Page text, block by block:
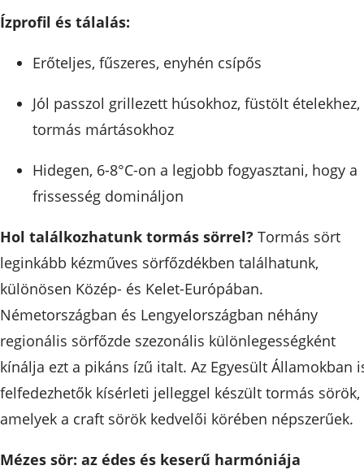
Ízprofil és tálalás:
Erőteljes, fűszeres, enyhén csípős
Jól passzol grillezett húsokhoz, füstölt ételekhez,
tormás mártásokhoz
Hidegen, 6-8°C-on a legjobb fogyasztani, hogy a
frissesség domináljon
Hol találkozhatunk tormás sörrel? Tormás sört
leginkább kézműves sörfőzdékben találhatunk,
különösen Közép- és Kelet-Európában.
Németországban és Lengyelországban néhány
regionális sörfőzde szezonális különlegességként
kínálja ezt a pikáns ízű italt. Az Egyesült Államokban
felfedezhetők kísérleti jelleggel készült tormás sörök,
amelyek a craft sörök kedvelői körében népszerűek.
Mézes sör: az édes és keserű harmóniája